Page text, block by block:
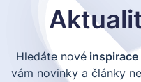
Hledáte novéinspirace
vám novinky a články